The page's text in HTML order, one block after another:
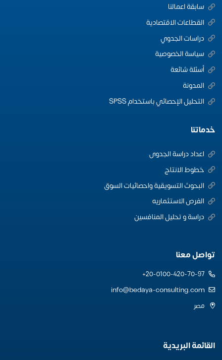
سابقة اعمالنا
القطاعات الاقتصادية
دراسات الجدوي
سياسة الخصوصية
أسئلة شائعة
المدونة
التحليل الإحصائي باستخدام SPSS
خدماتنا
اعداد دراسة الجدوى
خطوط الانتاج
البحوث التسويقية واحصائيات السوق
الفرص الاستثماريه
دراسة و تحليل المنافسين
تواصل معنا
20-0100-420-70-97+
info@bedaya-consulting.com
مصر
القائمة البريدية